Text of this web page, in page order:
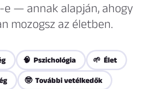
— annak alapján, ahogy
mozogsz az életben.
🧠 Pszichológia 🌱 Élet
🤓 További vetélkedők